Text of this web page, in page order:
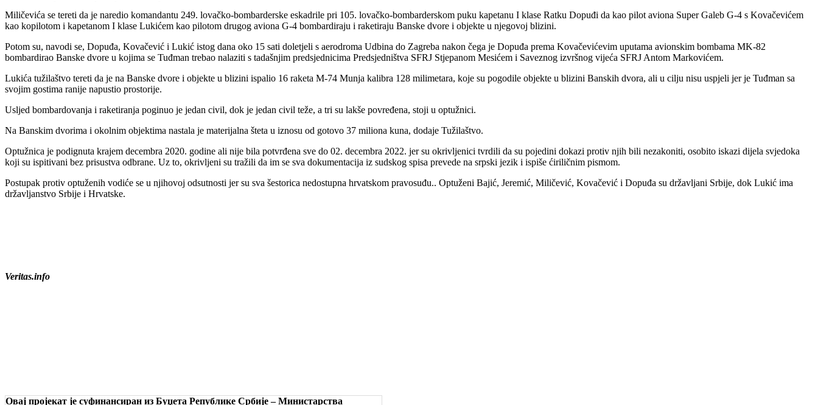
Miličevića se tereti da je naredio komandantu 249. lovačko-bombarderske eskadrile pri 105. lovačko-bombarderskom puku kapetanu I klase Ratku Dopuđi da kao pilot aviona Super Galeb G-4 s Kovačevićem
kao kopilotom i kapetanom I klase Lukićem kao pilotom drugog aviona G-4 bombardiraju i raketiraju Banske dvore i objekte u njegovoj blizini.
Potom su, navodi se, Dopuđa, Kovačević i Lukić istog dana oko 15 sati doletjeli s aerodroma Udbina do Zagreba nakon čega je Dopuđa prema Kovačevićevim uputama avionskim bombama MK-82
bombardirao Banske dvore u kojima se Tuđman trebao nalaziti s tadašnjim predsjednicima Predsjedništva SFRJ Stjepanom Mesićem i Saveznog izvršnog vijeća SFRJ Antom Markovićem.
Lukića tužilaštvo tereti da je na Banske dvore i objekte u blizini ispalio 16 raketa M-74 Munja kalibra 128 milimetara, koje su pogodile objekte u blizini Banskih dvora, ali u cilju nisu uspjeli jer je Tuđman sa
svojim gostima ranije napustio prostorije.
Usljed bombardovanja i raketiranja poginuo je jedan civil, dok je jedan civil teže, a tri su lakše povređena, stoji u optužnici.
Na Banskim dvorima i okolnim objektima nastala je materijalna šteta u iznosu od gotovo 37 miliona kuna, dodaje Tužilaštvo.
Optužnica je podignuta krajem decembra 2020. godine ali nije bila potvrđena sve do 02. decembra 2022. jer su okrivljenici tvrdili da su pojedini dokazi protiv njih bili nezakoniti, osobito iskazi dijela svjedoka
koji su ispitivani bez prisustva odbrane. Uz to, okrivljeni su tražili da im se sva dokumentacija iz sudskog spisa prevede na srpski jezik i ispiše ćiriličnim pismom.
Postupak protiv optuženih vodiće se u njihovoj odsutnosti jer su sva šestorica nedostupna hrvatskom pravosuđu.. Optuženi Bajić, Jeremić, Miličević, Kovačević i Dopuđa su državljani Srbije, dok Lukić ima
državljanstvo Srbije i Hrvatske.
Veritas.info
Овај пројекат је суфинансиран из Буџета Републике Србије – Министарства